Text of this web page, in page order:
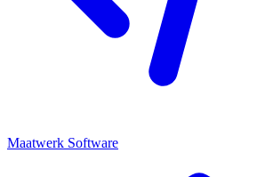
Maatwerk Software